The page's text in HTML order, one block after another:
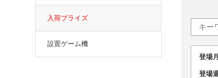
登
登
入荷プライズ
設置ゲーム機